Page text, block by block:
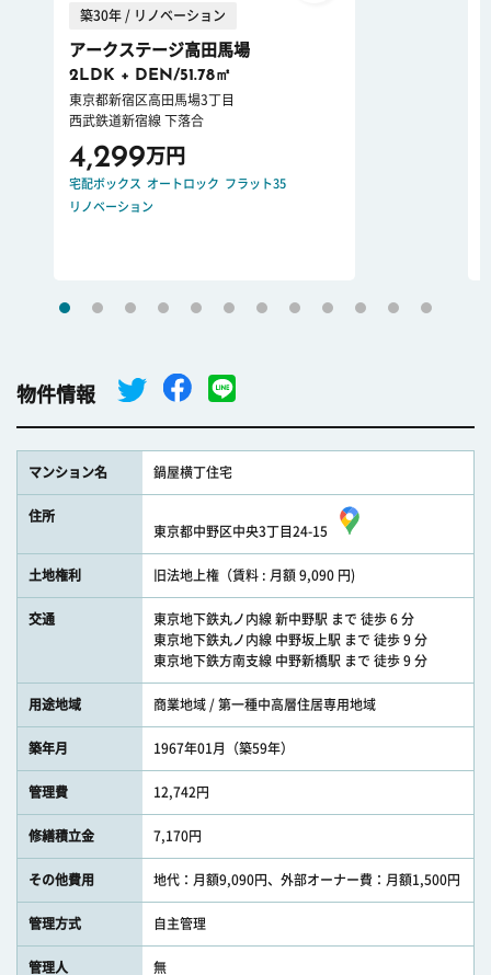
築30年 / リノベーション
アークステージ高田馬場
2LDK + DEN/51.78㎡
東京都新宿区高田馬場3丁目
西武鉄道新宿線 下落合
4,299万円
宅配ボックス オートロック
フラット35
リノベーション
物件情報
マンション名 鍋屋横丁住宅
住所
東京都中野区中央3丁目24-15
土地権利 旧法地上権（賃料 : 月額 9,090 円)
交通
東京地下鉄丸ノ内線 新中野駅 まで 徒歩 6 分
東京地下鉄丸ノ内線 中野坂上駅 まで 徒歩 9 分
東京地下鉄方南支線 中野新橋駅 まで 徒歩 9 分
用途地域 商業地域 / 第一種中高層住居専用地域
築年月 1967年01月（築59年）
管理費 12,742円
修繕積立金 7,170円
その他費用 地代：月額9,090円、外部オーナー費：月額1,500円
管理方式 自主管理
管理人 無